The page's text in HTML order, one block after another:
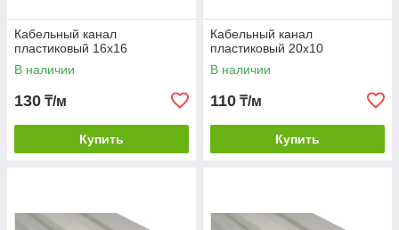
Кабельный канал
пластиковый 16х16
В наличии
130 ₸/м
Купить
Кабельный канал
пластиковый 20х10
В наличии
110 ₸/м
Купить